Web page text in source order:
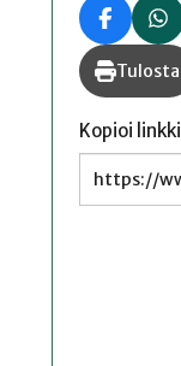
Tulosta
Kopioi linkki